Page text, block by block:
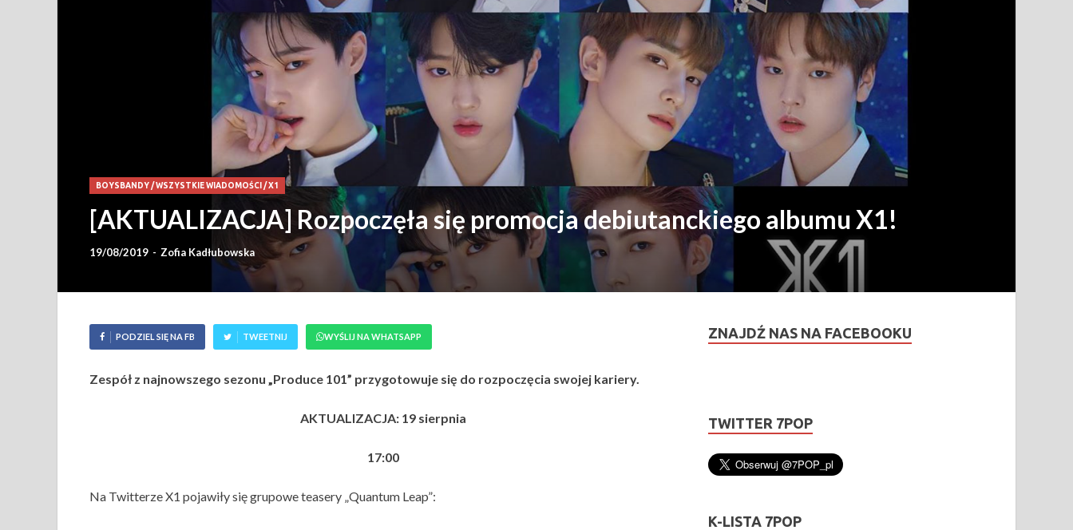
BOYSBANDY/WSZYSTKIE WIADOMOŚCI /X1
[AKTUALIZACJA] Rozpoczęła się promocja debiutanckiego albumu X1!
19/08/2019 - Zofia Kadłubowska
PODZIEL SIĘ NA FB TWEETNIJ WYŚLIJ NA WHATSAPP
Zespół z najnowszego sezonu „Produce 101” przygotowuje się do rozpoczęcia swojej kariery.
AKTUALIZACJA: 19 sierpnia
17:00
Na Twitterze X1 pojawiły się grupowe teasery „Quantum Leap”:
ZNAJDŹ NAS NA FACEBOOKU
TWITTER 7POP
K-LISTA 7POP